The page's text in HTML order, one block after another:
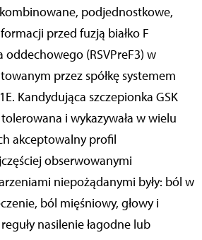
podjednostkowe,
przed fuzją białko F
(RSVPreF3) w
przez spółkę systemem
Kandydująca szczepionka GSK
i wykazywała w wielu
akceptowalny profil
obserwowanymi
niepożądanymi były: ból w
ból mięśniowy, głowy i
nasilenie łagodne lub